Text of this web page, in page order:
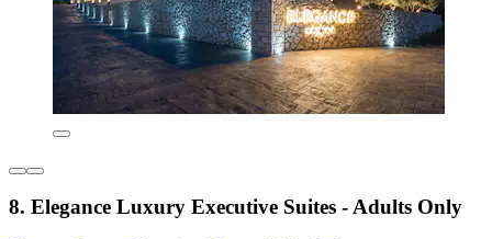
8. Elegance Luxury Executive Suites - Adults Only